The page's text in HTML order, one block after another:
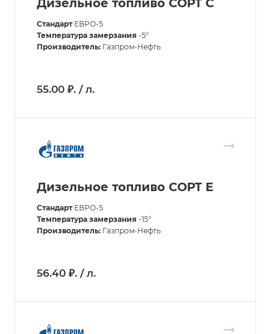
СтандартЕВРО-5
Температура замерзания -5°
Производитель: Газпром-Нефть
55.00 ₽. / л.
Дизельное топливо СОРТ E
СтандартЕВРО-5
Температура замерзания -15°
Производитель: Газпром-Нефть
56.40 ₽. / л.